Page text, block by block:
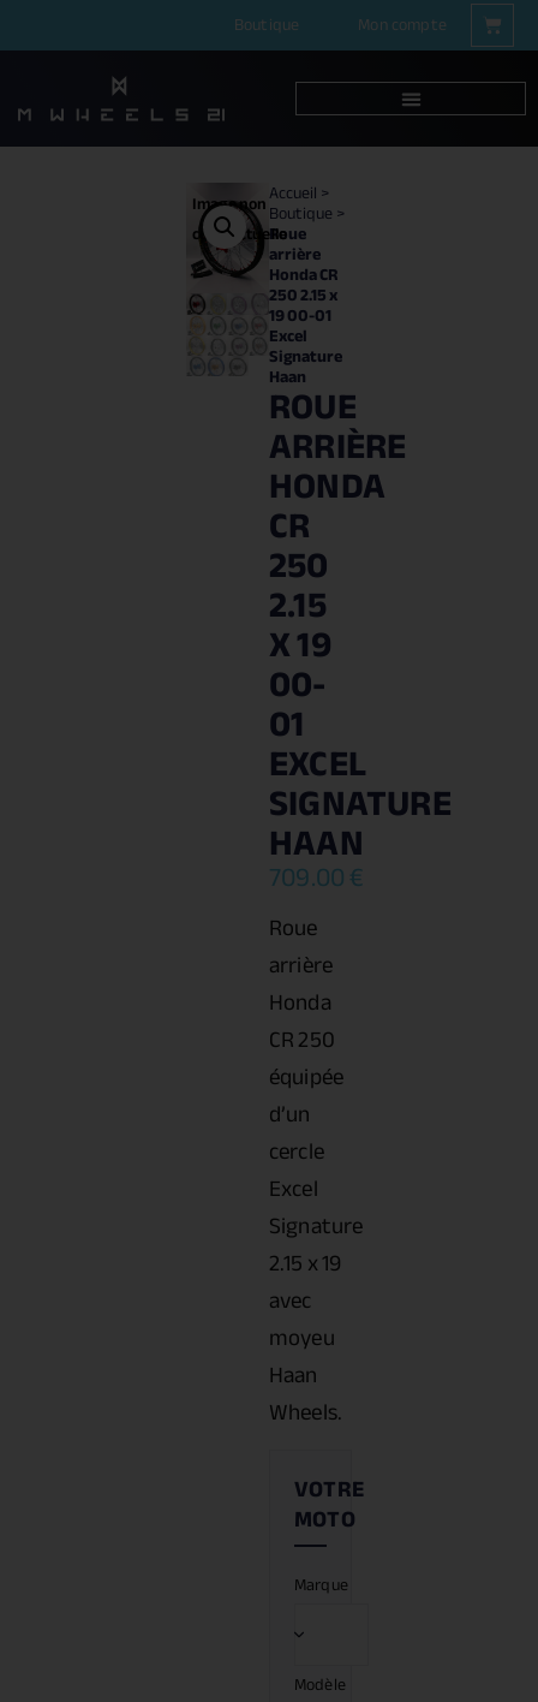
Boutique Mon compte
Image non
contractuelle
Accueil>
Boutique>
Roue
arrière
Honda CR
250 2.15 x
19 00-01
Excel
Signature
Haan
ROUE
ARRIÈRE
HONDA
CR
250
2.15
X 19
00-
01
EXCEL
SIGNATURE
HAAN
709.00€
Roue
arrière
Honda
CR 250
équipée
d’un
cercle
Excel
Signature
2.15 x 19
avec
moyeu
Haan
Wheels.
Marque
Modèle